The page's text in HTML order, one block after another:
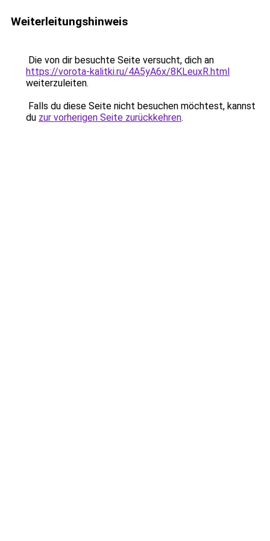
Weiterleitungshinweis
Die von dir besuchte Seite versucht, dich an
https://vorota-kalitki.ru/4A5yA6x/8KLeuxR.html
weiterzuleiten.
Falls du diese Seite nicht besuchen möchtest, kannst
du zur vorherigen Seite zurückkehren.